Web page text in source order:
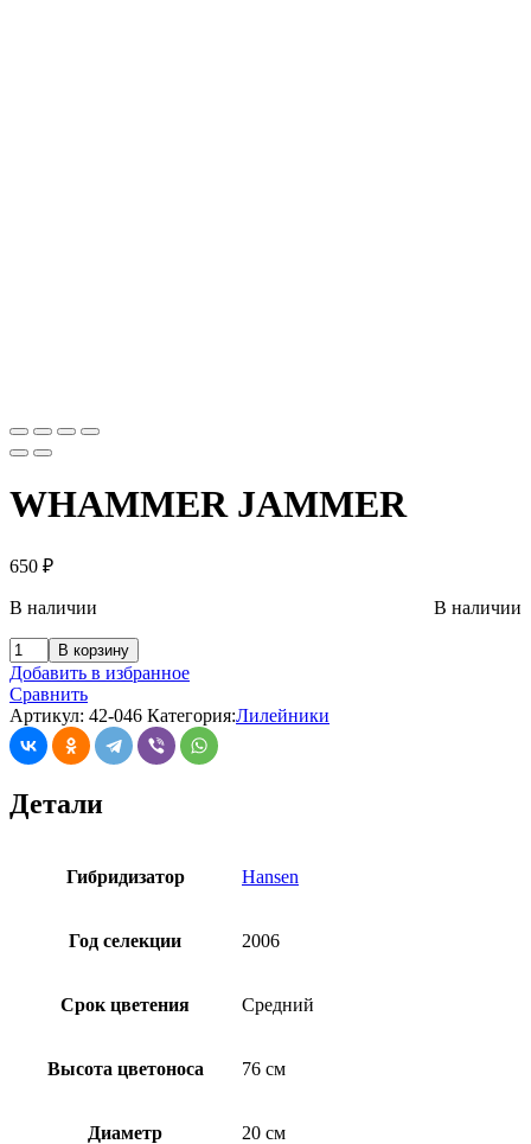
WHAMMER JAMMER
650 ₽
В наличии
В наличии
В корзину
Добавить в избранное
Сравнить
Артикул: 42-046 Категория:Лилейники
Детали
Гибридизатор Hansen
Год селекции 2006
Срок цветения Средний
Высота цветоноса 76 см
Диаметр 20 см